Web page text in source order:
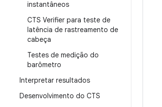
instantâneos
CTS Verifier para teste de
latência de rastreamento de
cabeça
Testes de medição do
barômetro
Interpretar resultados
Desenvolvimento do CTS